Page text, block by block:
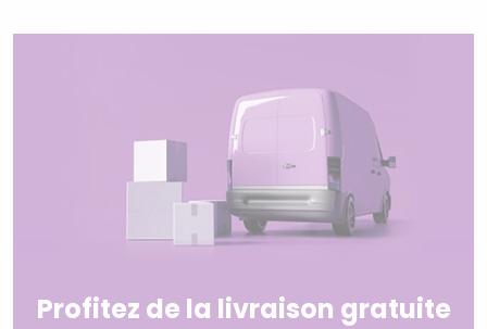
Profitez de la livraison gratuite